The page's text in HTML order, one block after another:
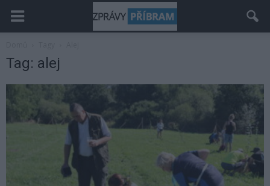
Tag: alej